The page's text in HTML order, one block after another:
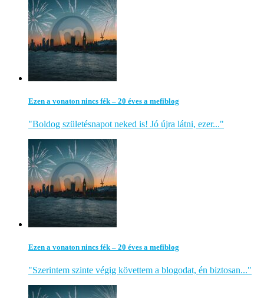
Ezen a vonaton nincs fék – 20 éves a mefiblog
"Boldog születésnapot neked is! Jó újra látni, ezer..."
Ezen a vonaton nincs fék – 20 éves a mefiblog
"Szerintem szinte végig követtem a blogodat, én biztosan..."